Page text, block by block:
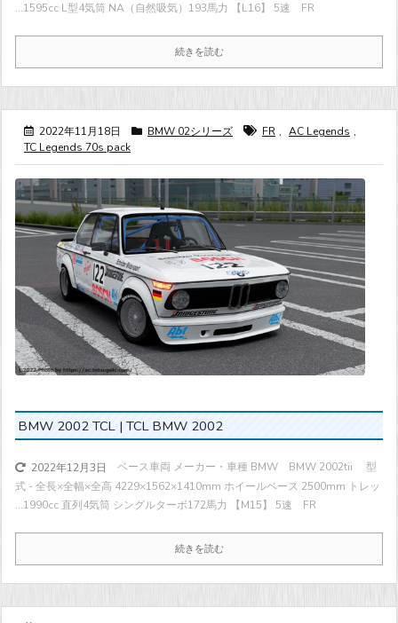
...1595cc L型4気筒 NA（自然吸気） 193馬力 【L16】 5速 FR
続きを読む
2022年11月18日 BMW 02シリーズ FR , AC Legends ,
TC Legends 70s pack
BMW 2002 TCL | TCL BMW 2002
2022年12月3日
ベース車両 メーカー・車種 BMW BMW 2002tii 型
式 - 全長×全幅×全高 4229×1562×1410mm ホイールベース 2500mm トレッ
...1990cc 直列4気筒 シングルターボ172馬力 【M15】 5速 FR
続きを読む